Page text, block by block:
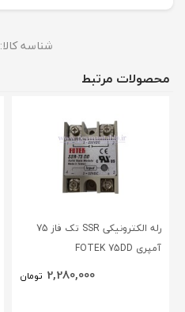
شناسه کالا:
محصولات مرتبط
رله الکترونیکی SSR تک فاز 75
آمپری FOTEK 75DD
2,280,000 تومان